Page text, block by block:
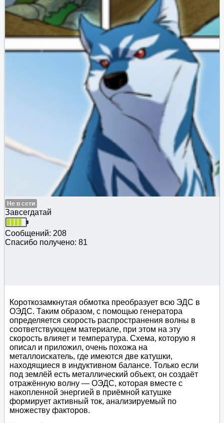
Не в сети
Завсегдатай
Сообщений: 208
Спасибо получено: 81
Короткозамкнутая обмотка преобразует всю ЭДС в
ОЭДС. Таким образом, с помощью генератора
определяется скорость распространения волны в
соответствующем материале, при этом на эту
скорость влияет и температура. Схема, которую я
описал и приложил, очень похожа на
металлоискатель, где имеются две катушки,
находящиеся в индуктивном балансе. Только если
под землёй есть металлический объект, он создаёт
отражённую волну — ОЭДС, которая вместе с
накопленной энергией в приёмной катушке
формирует активный ток, анализируемый по
множеству факторов.